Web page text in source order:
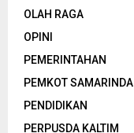
OLAH RAGA
OPINI
PEMERINTAHAN
PEMKOT SAMARINDA
PENDIDIKAN
PERPUSDA KALTIM